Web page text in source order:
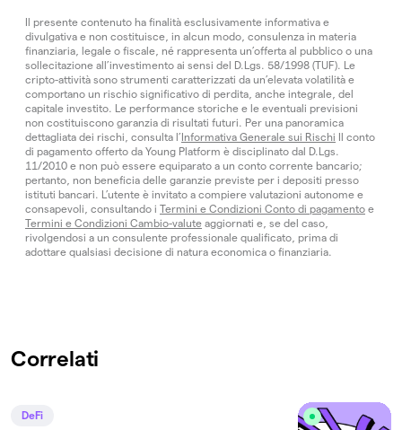
Il presente contenuto ha finalità esclusivamente informativa e
divulgativa e non costituisce, in alcun modo, consulenza in materia
finanziaria, legale o fiscale, né rappresenta un’offerta al pubblico o una
sollecitazione all’investimento ai sensi del D.Lgs. 58/1998 (TUF). Le
cripto-attività sono strumenti caratterizzati da un’elevata volatilità e
comportano un rischio significativo di perdita, anche integrale, del
capitale investito. Le performance storiche e le eventuali previsioni
non costituiscono garanzia di risultati futuri. Per una panoramica
dettagliata dei rischi, consulta l’ Informativa Generale sui Rischi Il conto
di pagamento offerto da Young Platform è disciplinato dal D.Lgs.
11/2010 e non può essere equiparato a un conto corrente bancario;
pertanto, non beneficia delle garanzie previste per i depositi presso
istituti bancari. L’utente è invitato a compiere valutazioni autonome e
consapevoli, consultando i Termini e Condizioni Conto di pagamento e
Termini e Condizioni Cambio-valute aggiornati e, se del caso,
rivolgendosi a un consulente professionale qualificato, prima di
adottare qualsiasi decisione di natura economica o finanziaria.
Correlati
DeFi